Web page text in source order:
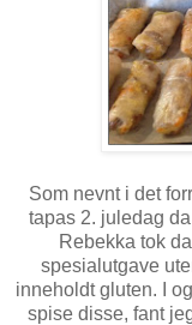
Som nevnt i det
tapas 2. juledag
Rebekka tok
spesialutgave
inneholdt gluten. I
spise disse, fant